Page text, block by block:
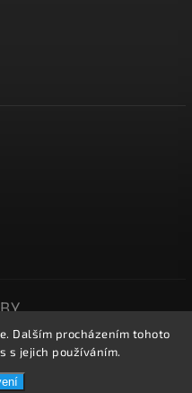
Dalším procházením tohoto
s jejich používáním.